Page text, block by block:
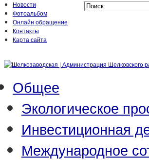
Новости
Фотоальбом
Онлайн обращение
Контакты
Карта сайта
Общее
Экологическое
Инвестиционная
Международное